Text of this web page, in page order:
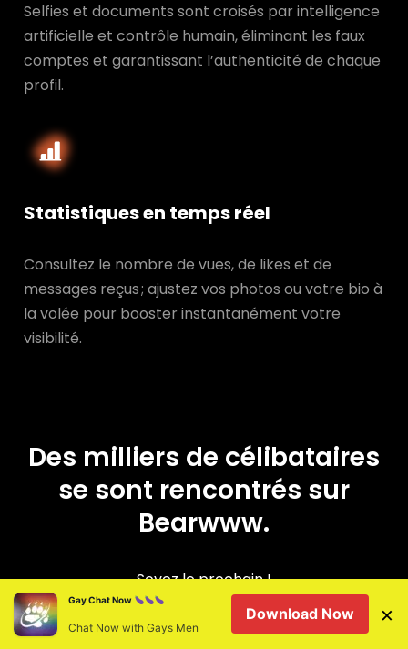
Selfies et documents sont croisés par intelligence
artificielle et contrôle humain, éliminant les faux
comptes et garantissant l’authenticité de chaque
profil.
Statistiques en temps réel
Consultez le nombre de vues, de likes et de
messages reçus ; ajustez vos photos ou votre bio à
la volée pour booster instantanément votre
visibilité.
Des milliers de célibataires
se sont rencontrés sur
Bearwww.
Soyez le prochain !
Gay Chat Now
Chat Now with Gays Men
Download Now ×